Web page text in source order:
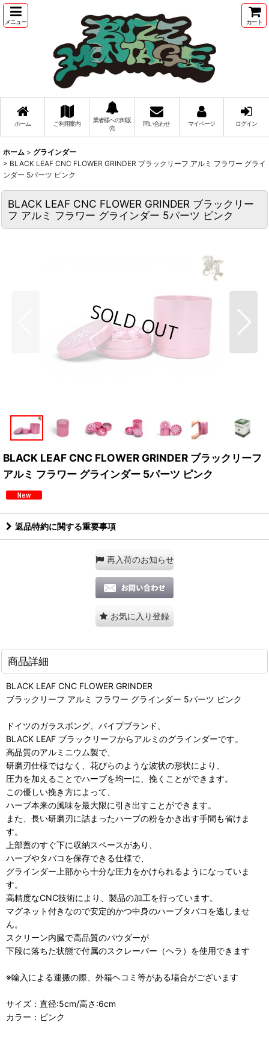
メニュー カート
ホーム ご利用案内
業者様への卸販
売
問い合わせ マイページ ログイン
ホーム > グラインダー
> BLACK LEAF CNC FLOWER GRINDER ブラックリーフ アルミ フラワー グライ
ンダー 5パーツ ピンク
BLACK LEAF CNC FLOWER GRINDER ブラックリー
フ アルミ フラワー グラインダー 5パーツ ピンク
BLACK LEAF CNC FLOWER GRINDER ブラックリーフ
アルミ フラワー グラインダー 5パーツ ピンク
返品特約に関する重要事項
再入荷のお知らせ
お気に入り登録
商品詳細
BLACK LEAF CNC FLOWER GRINDER
ブラックリーフ アルミ フラワー グラインダー 5パーツ ピンク
ドイツのガラスボング、パイプブランド、
BLACK LEAF ブラックリーフからアルミのグラインダーです。
高品質のアルミニウム製で、
研磨刃仕様ではなく、花びらのような波状の形状により、
圧力を加えることでハーブを均一に、挽くことができます。
この優しい挽き方によって、
ハーブ本来の風味を最大限に引き出すことができます。
また、長い研磨刃に詰まったハーブの粉をかき出す手間も省けま
す。
上部蓋のすぐ下に収納スペースがあり、
ハーブやタバコを保存できる仕様で、
グラインダー上部から十分な圧力をかけられるようになっていま
す。
高精度なCNC技術により、製品の加工を行っています。
マグネット付きなので安定的かつ中身のハーブタバコを逃しませ
ん。
スクリーン内臓で高品質のパウダーが
下段に落ちた状態で付属のスクレーパー（ヘラ）を使用できます
※輸入による運搬の際、外箱ヘコミ等がある場合がございます
サイズ：直径:5cm/高さ:6cm
カラー：ピンク